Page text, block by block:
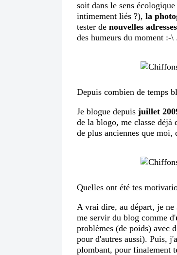
soit dans le sens
intimement liés ?), la
tester de nouvelles adresses
des humeurs du moment :-\
Depuis combien de temps
Je blogue depuis juillet
de la blogo, me classe déjà
de plus anciennes que moi,
Quelles ont été tes
A vrai dire, au départ, je ne
me servir du blog comme d'
problèmes (de poids) avec
pour d'autres aussi). Puis,
plombant, pour finalement